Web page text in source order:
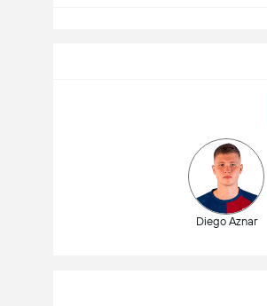
Diego Aznar